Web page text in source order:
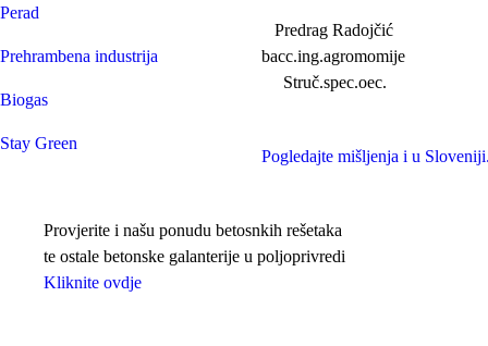
Predrag Radojčić
bacc.ing.agromomije
Struč.spec.oec.
Pogledajte mišljenja i u
Perad
Prehrambena industrija
Biogas
Stay Green
Provjerite i našu ponudu betosnkih rešetaka
te ostale betonske galanterije u poljoprivredi
Kliknite ovdje